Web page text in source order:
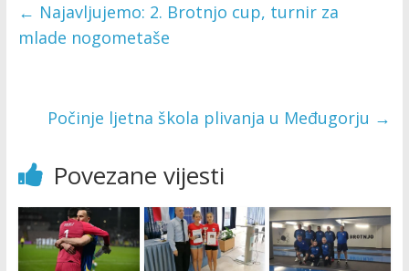
← Najavljujemo: 2. Brotnjo cup, turnir za
mlade nogometaše
Počinje ljetna škola plivanja u Međugorju →
Povezane vijesti